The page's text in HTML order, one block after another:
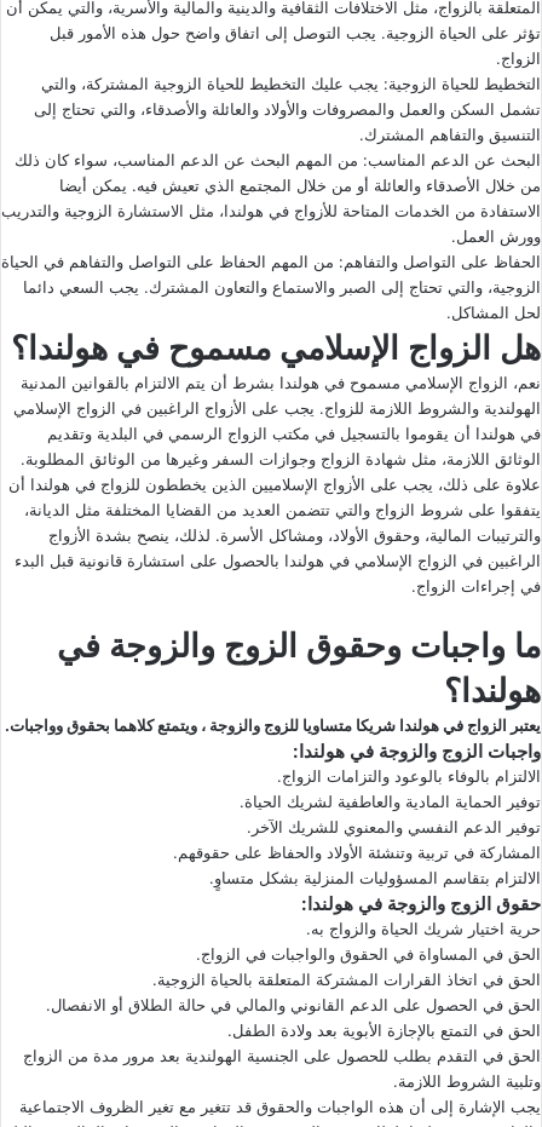
المتعلقة بالزواج، مثل الاختلافات الثقافية والدينية والمالية والأسرية، والتي يمكن أن
تؤثر على الحياة الزوجية. يجب التوصل إلى اتفاق واضح حول هذه الأمور قبل
الزواج.
التخطيط للحياة الزوجية: يجب عليك التخطيط للحياة الزوجية المشتركة، والتي
تشمل السكن والعمل والمصروفات والأولاد والعائلة والأصدقاء، والتي تحتاج إلى
التنسيق والتفاهم المشترك.
البحث عن الدعم المناسب: من المهم البحث عن الدعم المناسب، سواء كان ذلك
من خلال الأصدقاء والعائلة أو من خلال المجتمع الذي تعيش فيه. يمكن أيضا
الاستفادة من الخدمات المتاحة للأزواج في هولندا، مثل الاستشارة الزوجية والتدريب
وورش العمل.
الحفاظ على التواصل والتفاهم: من المهم الحفاظ على التواصل والتفاهم في الحياة
الزوجية، والتي تحتاج إلى الصبر والاستماع والتعاون المشترك. يجب السعي دائما
لحل المشاكل.
هل الزواج الإسلامي مسموح في هولندا؟
نعم، الزواج الإسلامي مسموح في هولندا بشرط أن يتم الالتزام بالقوانين المدنية
الهولندية والشروط اللازمة للزواج. يجب على الأزواج الراغبين في الزواج الإسلامي
في هولندا أن يقوموا بالتسجيل في مكتب الزواج الرسمي في البلدية وتقديم
الوثائق اللازمة، مثل شهادة الزواج وجوازات السفر وغيرها من الوثائق المطلوبة.
علاوة على ذلك، يجب على الأزواج الإسلاميين الذين يخططون للزواج في هولندا أن
يتفقوا على شروط الزواج والتي تتضمن العديد من القضايا المختلفة مثل الديانة،
والترتيبات المالية، وحقوق الأولاد، ومشاكل الأسرة. لذلك، ينصح بشدة الأزواج
الراغبين في الزواج الإسلامي في هولندا بالحصول على استشارة قانونية قبل البدء
في إجراءات الزواج.
ما واجبات وحقوق الزوج والزوجة في
هولندا؟
يعتبر الزواج في هولندا شريكا متساويا للزوج والزوجة ، ويتمتع كلاهما بحقوق وواجبات.
واجبات الزوج والزوجة في هولندا:
الالتزام بالوفاء بالوعود والتزامات الزواج.
توفير الحماية المادية والعاطفية لشريك الحياة.
توفير الدعم النفسي والمعنوي للشريك الآخر.
المشاركة في تربية وتنشئة الأولاد والحفاظ على حقوقهم.
الالتزام بتقاسم المسؤوليات المنزلية بشكل متساوٍ.
حقوق الزوج والزوجة في هولندا:
حرية اختيار شريك الحياة والزواج به.
الحق في المساواة في الحقوق والواجبات في الزواج.
الحق في اتخاذ القرارات المشتركة المتعلقة بالحياة الزوجية.
الحق في الحصول على الدعم القانوني والمالي في حالة الطلاق أو الانفصال.
الحق في التمتع بالإجازة الأبوية بعد ولادة الطفل.
الحق في التقدم بطلب للحصول على الجنسية الهولندية بعد مرور مدة من الزواج
وتلبية الشروط اللازمة.
يجب الإشارة إلى أن هذه الواجبات والحقوق قد تتغير مع تغير الظروف الاجتماعية